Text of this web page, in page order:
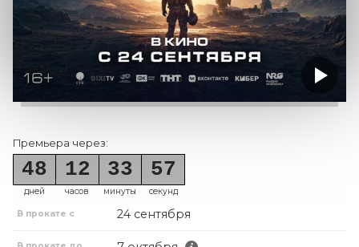
Премьера через:
48
дней
12
часов
33
минуты
57
секунд
В прокате с 24 сентября